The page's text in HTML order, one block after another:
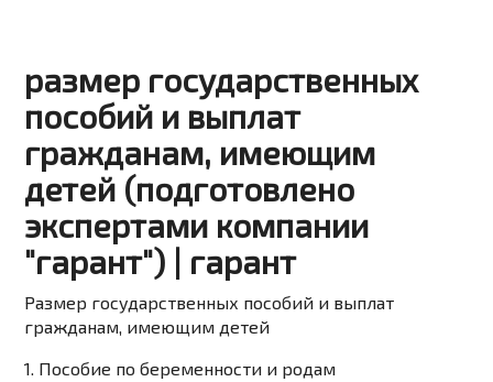
размер государственных
пособий и выплат
гражданам, имеющим
детей (подготовлено
экспертами компании
"гарант") | гарант
Размер государственных пособий и выплат
гражданам, имеющим детей
1. Пособие по беременности и родам